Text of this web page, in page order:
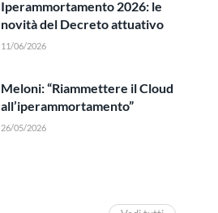
Iperammortamento 2026: le
novità del Decreto attuativo
11/06/2026
Meloni: “Riammettere il Cloud
all’iperammortamento”
26/05/2026